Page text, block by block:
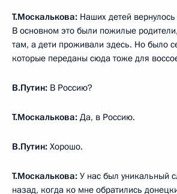
Т.Москалькова: Наших детей
В основном это были пожилые
там, а дети проживали здесь. Но было
которые переданы сюда тоже для
В.Путин: В Россию?
Т.Москалькова: Да, в Россию.
В.Путин: Хорошо.
Т.Москалькова: У нас был уникальный
назад, когда ко мне обратились